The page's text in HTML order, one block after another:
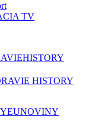
TV
HISTORY
HISTORY
EUNOVINY